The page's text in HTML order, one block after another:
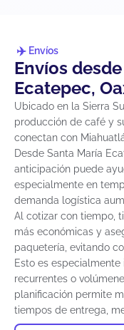
Envíos
Envíos
Ecatepec,
Ubicado en la Sierra
producción de café y
conectan con
Desde Santa María
anticipación puede
especialmente en
demanda logística
Al cotizar con tiempo,
más económicas y
paquetería, evitando
Esto es
recurrentes o
planificación permite
tiempos de entrega,